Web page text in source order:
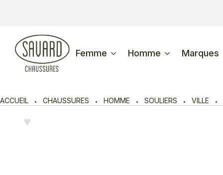
Femme Homme Marques
ACCUEIL CHAUSSURES HOMME SOULIERS VILLE
♥︎